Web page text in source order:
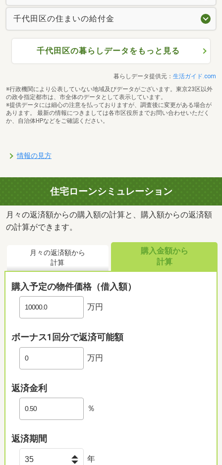
千代田区の住まいの給付金
千代田区の暮らしデータをもっと見る
暮らしデータ提供元： 生活ガイド.com
※行政機関により公表していない地域及びデータがございます。東京23区以外
の政令指定都市は、市全体のデータとして表示しています。
※提供データには細心の注意を払っておりますが、調査後に変更がある場合が
あります。 最新の情報につきましては各市区役所までお問い合わせいただく
か、自治体HPなどをご確認ください。
情報の見方
住宅ローンシミュレーション
月々の返済額からの購入額の計算と、購入額からの返済額
の計算ができます。
月々の返済額から
計算
購入金額から
計算
購入予定の物件価格（借入額）
万円
ボーナス1回分で返済可能額
万円
返済金利
％
返済期間
年